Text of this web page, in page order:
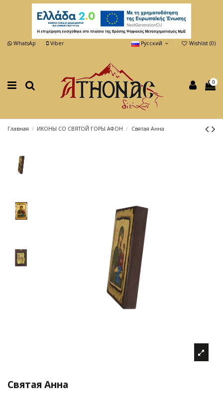
WhatsAp Viber Русский Wishlist (0)
0
Главная ИКОНЫ СО СВЯТОЙ ГОРЫ АФОН Святая Анна
Святая Анна